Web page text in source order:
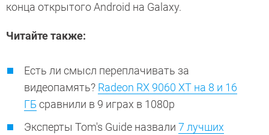
конца открытого Android на Galaxy.
Читайте также:
Есть ли смысл переплачивать за
видеопамять? Radeon RX 9060 XT на 8 и 16
ГБ сравнили в 9 играх в 1080p
Эксперты Tom's Guide назвали 7 лучших